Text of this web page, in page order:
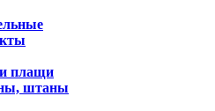
и плащи
штаны